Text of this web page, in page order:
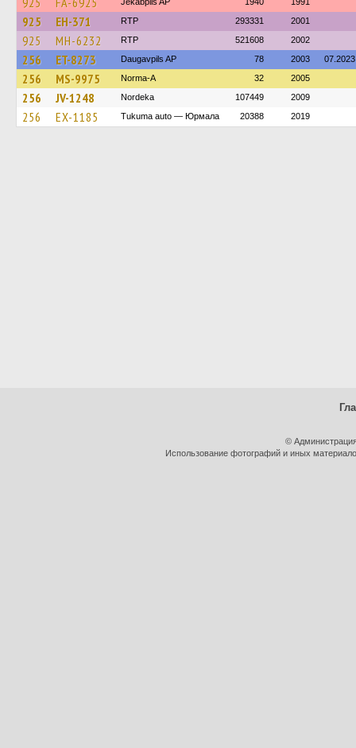
925 EH-371 RTP 293331 2001
925 MH-6232 RTP 521608 2002
256 ET-8273 Daugavpils AP 78 2003 07.2023
256 MS-9975 Norma-A 32 2005
256 JV-1248 Nordeka 107449 2009
256 EX-1185 Tukuma auto — Юрмала 20388 2019
©
Использование фотографий и иных